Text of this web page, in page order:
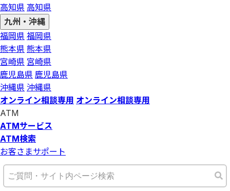
高知県 高知県
九州・沖縄
福岡県 福岡県
熊本県 熊本県
宮崎県 宮崎県
鹿児島県 鹿児島県
沖縄県 沖縄県
オンライン相談専用 オンライン相談専用
ATM
ATMサービス
ATM検索
お客さまサポート